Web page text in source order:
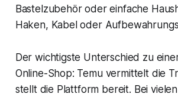
Bastelzubehör oder einfache
Haken, Kabel oder
Der wichtigste Unterschied zu
Online-Shop: Temu vermittelt die
stellt die Plattform bereit. Bei